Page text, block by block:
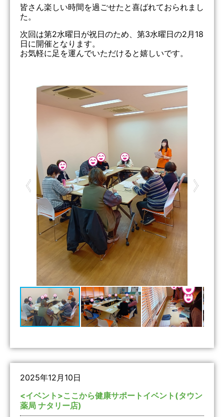
皆さん楽しい時間を過ごせたと喜ばれておられまし
た。
次回は第2水曜日が祝日のため、第3水曜日の2月18
日に開催となります。
お気軽に足を運んでいただけると嬉しいです。
2025年12月10日
<イベント>ここから健康サポートイベント(タウン
薬局 ナタリー店)